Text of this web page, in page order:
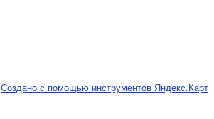
Создано с помощью инструментов Яндекс.Карт